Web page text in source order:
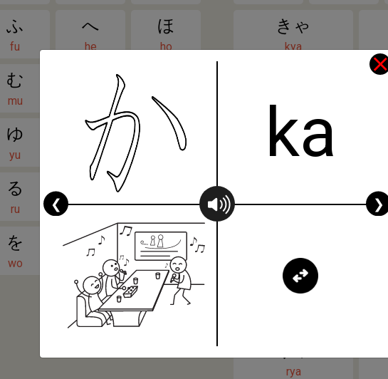
ふ
fu
へ
he
ほ
ho
む
mu mo
ゆ
yu
よ
る
ru re ro
を
wo
ん
n
きゃ
kya
ちゃ
cha
nya
hya
みゃ
rya
ka
❮ ❯